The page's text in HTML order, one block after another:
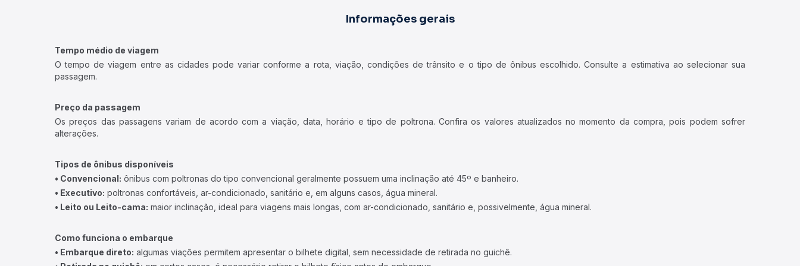
Informações gerais
Tempo médio de viagem
O tempo de viagem entre as cidades pode variar conforme a rota, viação, condições de trânsito e o tipo de ônibus escolhido. Consulte a estimativa ao selecionar sua
passagem.
Preço da passagem
Os preços das passagens variam de acordo com a viação, data, horário e tipo de poltrona. Confira os valores atualizados no momento da compra, pois podem sofrer
alterações.
Tipos de ônibus disponíveis
• Convencional: ônibus com poltronas do tipo convencional geralmente possuem uma inclinação até 45º e banheiro.
• Executivo: poltronas confortáveis, ar-condicionado, sanitário e, em alguns casos, água mineral.
• Leito ou Leito-cama: maior inclinação, ideal para viagens mais longas, com ar-condicionado, sanitário e, possivelmente, água mineral.
Como funciona o embarque
• Embarque direto: algumas viações permitem apresentar o bilhete digital, sem necessidade de retirada no guichê.